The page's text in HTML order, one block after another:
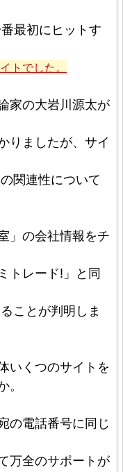
最初にヒットす
トでした。
家の大岩川源太が
りましたが、サイ
関連性について
」の会社情報をチ
トレード!」と同
ことが判明しま
いくつのサイトを
。
の電話番号に同じ
万全のサポートが